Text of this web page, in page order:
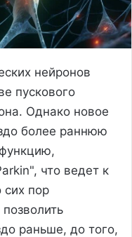
нейронов
пускового
Однако новое
более раннюю
что ведет к
пор
раньше, до того,